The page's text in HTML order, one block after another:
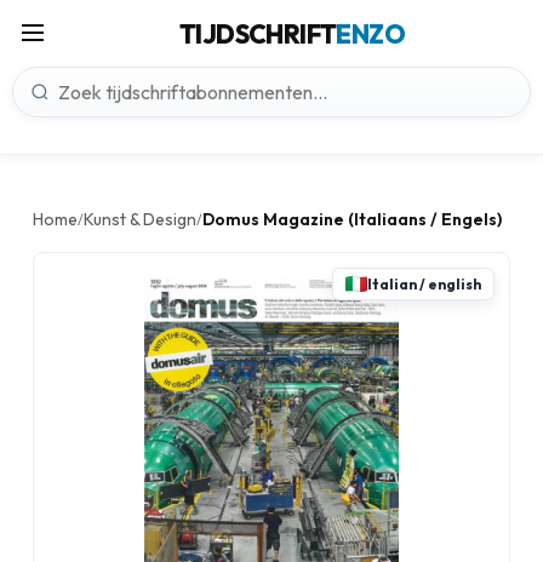
TIJDSCHRIFTENZO
Home/Kunst & Design/Domus Magazine (Italiaans / Engels)
Italian / english